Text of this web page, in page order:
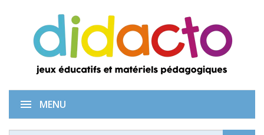
MENU
Plouf les pingouins